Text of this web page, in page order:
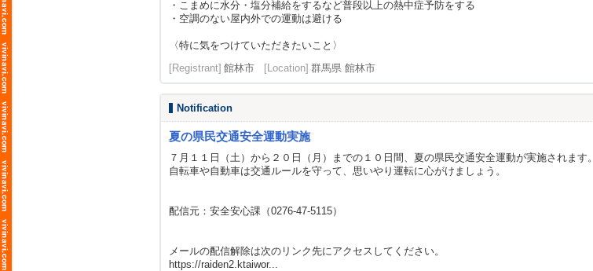
・こまめに水分・塩分補給をするなど普段以上の熱中症予防をする
・空調のない屋内外での運動は避ける
〈特に気をつけていただきたいこと〉
[Registrant] 館林市 [Location] 群馬県 館林市
Notification
夏の県民交通安全運動実施
７月１１日（土）から２０日（月）までの１０日間、夏の県民交通安全運動が実施されます。
自転車や自動車は交通ルールを守って、思いやり運転に心がけましょう。
配信元：安全安心課（0276-47-5115）
メールの配信解除は次のリンク先にアクセスしてください。
https://raiden2.ktaiwor...